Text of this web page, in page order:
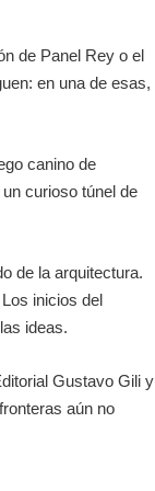
de Panel Rey o el
en una de esas,
canino de
curioso túnel de
de la arquitectura.
inicios del
ideas.
Gustavo Gili y
aún no